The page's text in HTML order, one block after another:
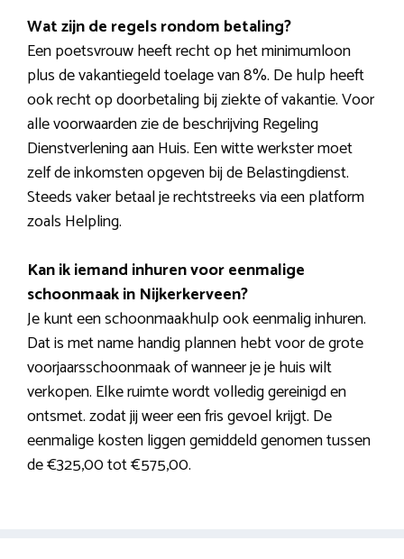
Wat zijn de regels rondom betaling?
Een poetsvrouw heeft recht op het minimumloon
plus de vakantiegeld toelage van 8%. De hulp heeft
ook recht op doorbetaling bij ziekte of vakantie. Voor
alle voorwaarden zie de beschrijving Regeling
Dienstverlening aan Huis. Een witte werkster moet
zelf de inkomsten opgeven bij de Belastingdienst.
Steeds vaker betaal je rechtstreeks via een platform
zoals Helpling.
Kan ik iemand inhuren voor eenmalige
schoonmaak in Nijkerkerveen?
Je kunt een schoonmaakhulp ook eenmalig inhuren.
Dat is met name handig plannen hebt voor de grote
voorjaarsschoonmaak of wanneer je je huis wilt
verkopen. Elke ruimte wordt volledig gereinigd en
ontsmet. zodat jij weer een fris gevoel krijgt. De
eenmalige kosten liggen gemiddeld genomen tussen
de €325,00 tot €575,00.